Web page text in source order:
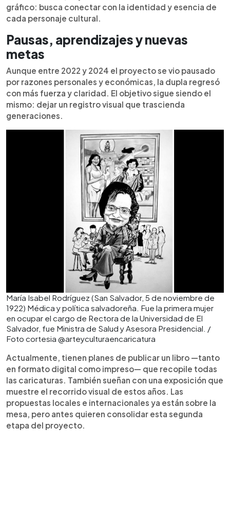
gráfico: busca conectar con la identidad y esencia de
cada personaje cultural.
Pausas, aprendizajes y nuevas
metas
Aunque entre 2022 y 2024 el proyecto se vio pausado
por razones personales y económicas, la dupla regresó
con más fuerza y claridad. El objetivo sigue siendo el
mismo: dejar un registro visual que trascienda
generaciones.
María Isabel Rodríguez (San Salvador, 5 de noviembre de
1922) Médica y política salvadoreña. Fue la primera mujer
en ocupar el cargo de Rectora de la Universidad de El
Salvador, fue Ministra de Salud y Asesora Presidencial. /
Foto cortesia @arteyculturaencaricatura
Actualmente, tienen planes de publicar un libro —tanto
en formato digital como impreso— que recopile todas
las caricaturas. También sueñan con una exposición que
muestre el recorrido visual de estos años. Las
propuestas locales e internacionales ya están sobre la
mesa, pero antes quieren consolidar esta segunda
etapa del proyecto.